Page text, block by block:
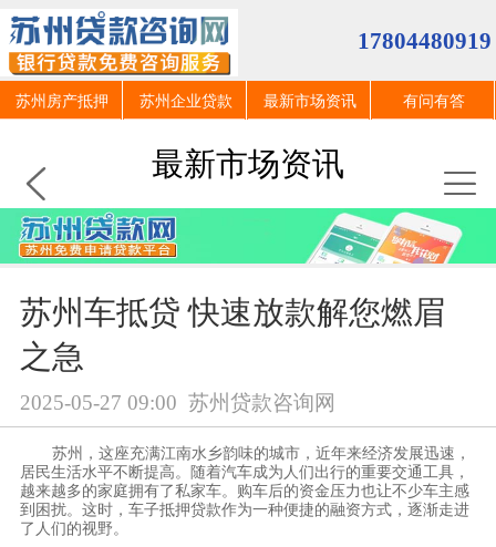
17804480919
苏州房产抵押 苏州企业贷款 最新市场资讯 有问有答
最新市场资讯
苏州车抵贷 快速放款解您燃眉
之急
2025-05-27 09:00 苏州贷款咨询网
苏州，这座充满江南水乡韵味的城市，近年来经济发展迅速，
居民生活水平不断提高。随着汽车成为人们出行的重要交通工具，
越来越多的家庭拥有了私家车。购车后的资金压力也让不少车主感
到困扰。这时，车子抵押贷款作为一种便捷的融资方式，逐渐走进
了人们的视野。